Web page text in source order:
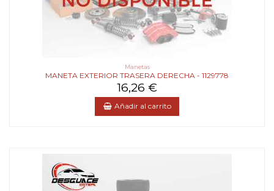
Manetas
MANETA EXTERIOR TRASERA DERECHA - 1129778
16,26 €
Añadir al carrito